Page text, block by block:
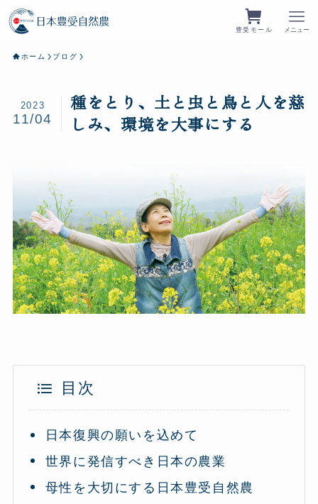
豊受モール メニュー
ホーム ブログ
種をとり、土と虫と鳥と人を慈
しみ、環境を大事にする
2023
11/04
目次
日本復興の願いを込めて
世界に発信すべき日本の農業
母性を大切にする日本豊受自然農